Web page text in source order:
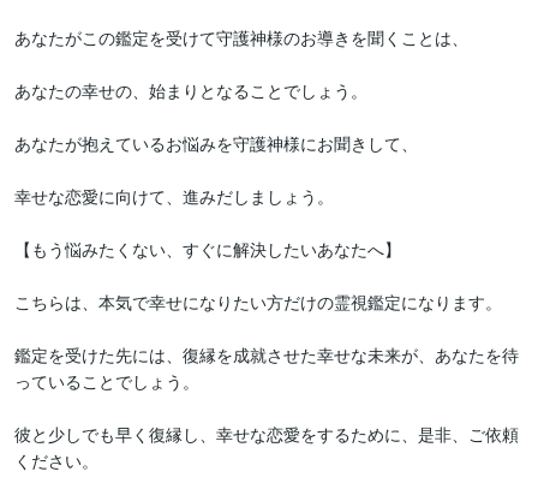
あなたがこの鑑定を受けて守護神様のお導きを聞くことは、
あなたの幸せの、始まりとなることでしょう。
あなたが抱えているお悩みを守護神様にお聞きして、
幸せな恋愛に向けて、進みだしましょう。
【もう悩みたくない、すぐに解決したいあなたへ】
こちらは、本気で幸せになりたい方だけの霊視鑑定になります。
鑑定を受けた先には、復縁を成就させた幸せな未来が、あなたを待
っていることでしょう。
彼と少しでも早く復縁し、幸せな恋愛をするために、是非、ご依頼
ください。